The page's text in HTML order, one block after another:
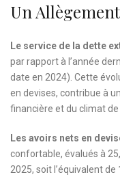
Un
Le service de la dette
par rapport à l’année
date en 2024). Cette
en devises, contribue à
financière et du climat
Les avoirs nets en
confortable, évalués à
2025, soit l’équivalent de